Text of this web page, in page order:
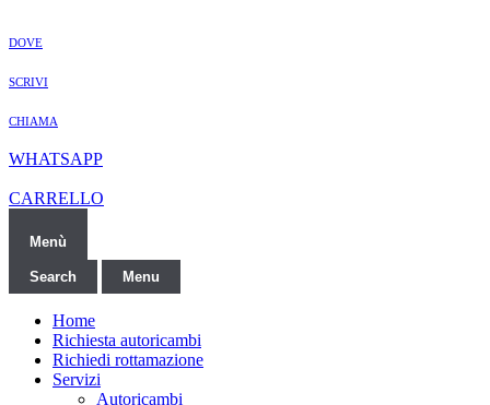
DOVE
SCRIVI
CHIAMA
WHATSAPP
CARRELLO
Menù
Search Menu
Home
Richiesta autoricambi
Richiedi rottamazione
Servizi
Autoricambi